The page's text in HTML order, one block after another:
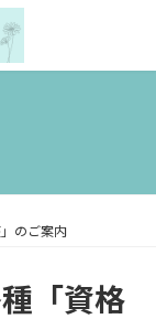
のご案内
「資格